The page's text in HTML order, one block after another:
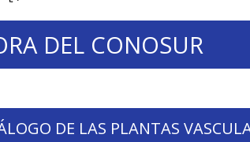
DEL CONOSUR
DE LAS PLANTAS